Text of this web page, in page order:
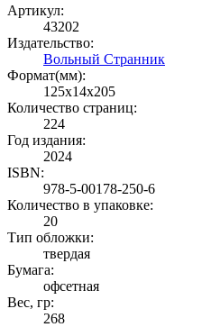
Артикул:
43202
Издательство:
Вольный Странник
Формат(мм):
125x14x205
Количество страниц:
224
Год издания:
2024
ISBN:
978-5-00178-250-6
Количество в упаковке:
20
Тип обложки:
твердая
Бумага:
офсетная
Вес, гр:
268